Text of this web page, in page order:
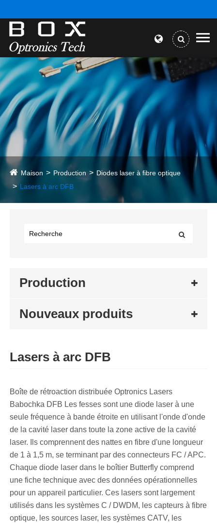
Maison Production
Diodes laser à fibre optique
Lasers à arc DFB
Production
Nouveaux produits
Lasers à arc DFB
Boîte de rétroaction distribuée Optronics Lasers
Babochka DFB Les fesses sont une diode laser à une
seule fréquence à bande étroite en utilisant l'onde d'onde
de la cavité laser dans toute la zone active de la cavité
laser. Ils comprennent des nattes en fibre d'une longueur
de 1 à 1,5 m, se terminant par des connecteurs FC / APC.
Chaque diode laser dans le boîtier Butterfly comprend
une fiche technique avec des données opérationnelles
pour un appareil particulier. Ces lasers sont largement
utilisés dans les systèmes C / DWDM, les capteurs à fibre
optique, les sources laser, les systèmes CATV, les